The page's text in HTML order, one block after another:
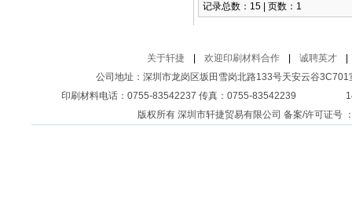
记录总数：15 | 页数：1
关于轩捷 欢迎印刷材料合作 诚聘英才
公司地址：深圳市龙岗区坂田雪岗北路133号天安云谷
印刷材料电话：0755-83542237 传真：0755-83542239
版权所有 深圳市轩捷贸易有限公司 备案/许可证号